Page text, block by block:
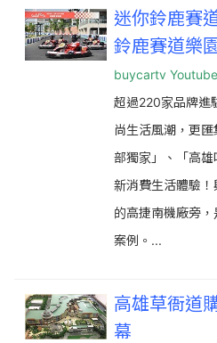
迷你鈴鹿賽
鈴鹿賽道樂
buycartv
超過220家品牌進
尚生活風潮，更
部獨家」、「高
新消費生活體驗
的高捷南機廠旁
案例。...
高雄草衙道
幕